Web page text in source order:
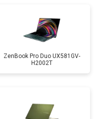
Заказать
ZenBook Pro Duo UX581GV-
H2002T